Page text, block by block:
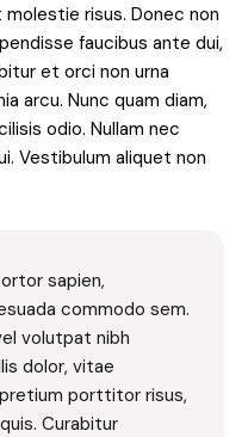
risus. Donec non
faucibus ante dui,
et orci non urna
arcu. Nunc quam diam,
odio. Nullam nec
Vestibulum aliquet non
sapien,
commodo sem.
volutpat nibh
dolor, vitae
porttitor risus,
Curabitur